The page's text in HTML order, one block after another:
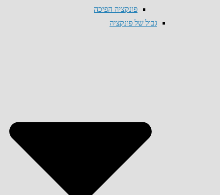
פונקציה הפיכה
גבול של פונקציה